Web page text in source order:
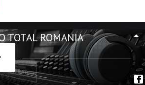
Total România. (C) 2020-2023
Facebook
RSS
TOTAL ROMANIA